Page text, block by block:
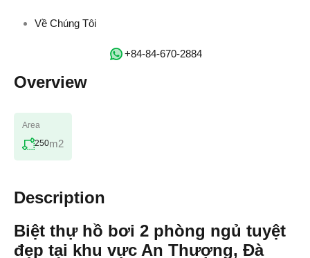
Về Chúng Tôi
‭+84-84-670-2884‬
Overview
Area
250m2
Description
Biệt thự hồ bơi 2 phòng ngủ tuyệt
đẹp tại khu vực An Thượng, Đà